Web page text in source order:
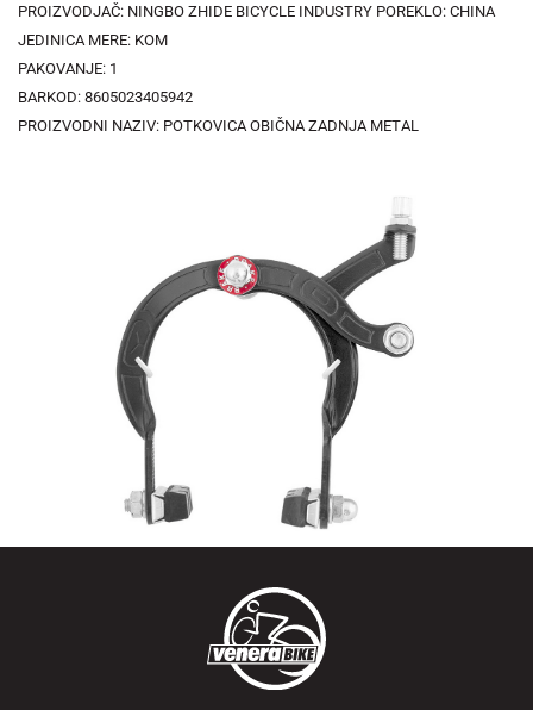
PROIZVODJAČ: NINGBO ZHIDE BICYCLE INDUSTRY POREKLO: CHINA
JEDINICA MERE: KOM
PAKOVANJE: 1
BARKOD: 8605023405942
PROIZVODNI NAZIV: POTKOVICA OBIČNA ZADNJA METAL